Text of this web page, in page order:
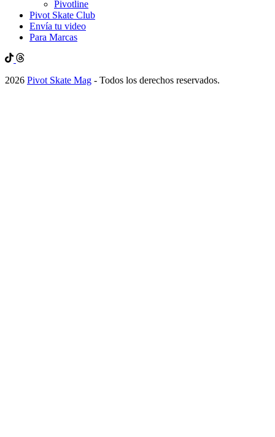
Pivotline
Pivot Skate Club
Envía tu video
Para Marcas
2026 Pivot Skate Mag - Todos los derechos reservados.